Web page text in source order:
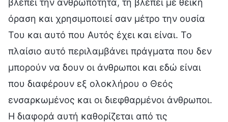
όραση και χρησιμοποιεί σαν μέτρο την ουσία
Του και αυτό που Αυτός έχει και είναι. Το
πλαίσιο αυτό περιλαμβάνει πράγματα που δεν
μπορούν να δουν οι άνθρωποι και εδώ είναι
που διαφέρουν εξ ολοκλήρου ο Θεός
ενσαρκωμένος και οι διεφθαρμένοι άνθρωποι.
Η διαφορά αυτή καθορίζεται από τις